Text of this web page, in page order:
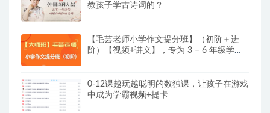
教孩子学古诗词的？
【毛芸老师小学作文提分班】（初阶＋进
阶）【视频+讲义】，专为 3 – 6 年级学员
0-12课越玩越聪明的数独课，让孩子在游戏
中成为学霸视频+提卡